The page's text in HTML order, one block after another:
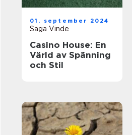
01. september 2024
Saga Vinde
Casino House: En
Värld av Spänning
och Stil